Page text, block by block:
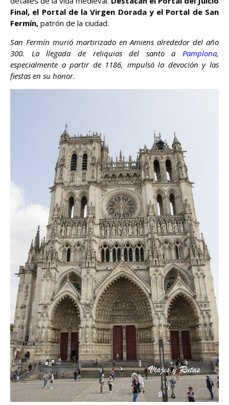
Final, el Portal de la Virgen Dorada y el Portal de San
Fermín, patrón de la ciudad.
San Fermín murió martirizado en Amiens alrededor del año
300. La llegada de reliquias del santo a Pamplona,
especialmente a partir de 1186, impulsó la devoción y las
fiestas en su honor.